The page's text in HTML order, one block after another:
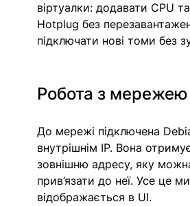
віртуалки: додавати CPU
Hotplug без
підключати нові томи без
Робота з мережею
До мережі підключена
внутрішнім IP. Вона
зовнішню адресу, яку
прив’язати до неї. Усе це
відображається в UI.